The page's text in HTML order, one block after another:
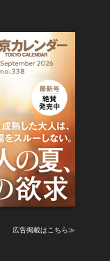
広告掲載はこちら≫